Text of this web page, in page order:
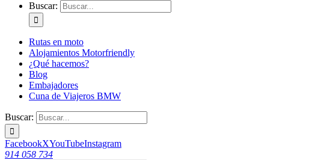
Buscar:
Rutas en moto
Alojamientos Motorfriendly
¿Qué hacemos?
Blog
Embajadores
Cuna de Viajeros BMW
Buscar:
FacebookXYouTubeInstagram
914 058 734